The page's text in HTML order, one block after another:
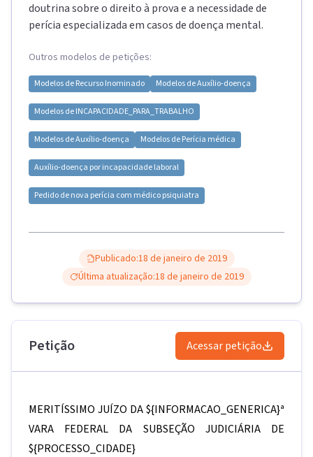
doutrina sobre o direito à prova e a necessidade de
perícia especializada em casos de doença mental.
Outros modelos de petições:
Modelos deRecurso Inominado Modelos deAuxílio-doença
Modelos deINCAPACIDADE_PARA_TRABALHO
Modelos deAuxílio-doença Modelos dePerícia médica
Auxílio-doença por incapacidade laboral
Pedido de nova perícia com médico psiquiatra
Publicado:18 de janeiro de 2019
Última atualização:18 de janeiro de 2019
Petição Acessar petição
MERITÍSSIMO JUÍZO DA${INFORMACAO_GENERICA}ª
VARA FEDERAL DA SUBSEÇÃO JUDICIÁRIA DE
${PROCESSO_CIDADE}